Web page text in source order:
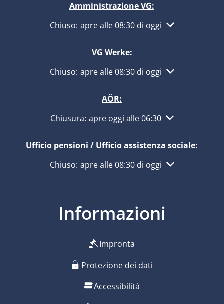
Amministrazione VG:
Fare clic per nascondere altri orari di
Chiuso: apre alle 08:30 di oggi
VG Werke:
Fare clic per nascondere altri orari di
Chiuso: apre alle 08:30 di oggi
AÖR:
Fare clic per nascondere altri orari di
Chiusura: apre oggi alle 06:30
Ufficio pensioni / Ufficio assistenza sociale:
Fare clic per nascondere altri orari di
Chiuso: apre alle 08:30 di oggi
Informazioni
Impronta
Protezione dei dati
Accessibilità